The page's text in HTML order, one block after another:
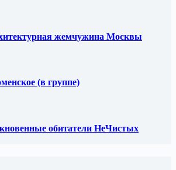
жемчужина Москвы
(в группе)
обитатели НеЧистых